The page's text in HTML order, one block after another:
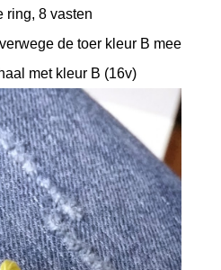
ring, 8 vasten
de toer kleur B mee
met kleur B (16v)